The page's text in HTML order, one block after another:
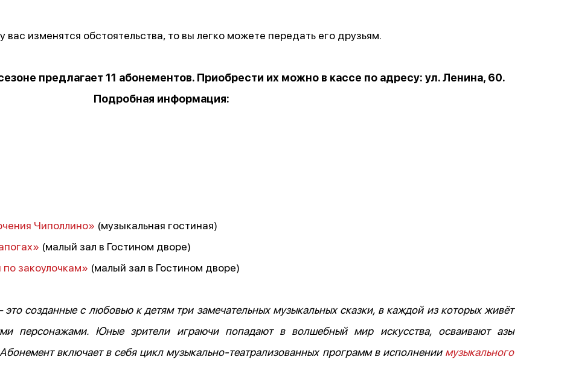
изменятся обстоятельства, то вы легко можете передать его друзьям.
предлагает 11 абонементов. Приобрести их можно в кассе по адресу: ул. Ленина, 60.
Подробная информация:
Чиполлино» (музыкальная гостиная)
(малый зал в Гостином дворе)
по закоулочкам» (малый зал в Гостином дворе)
созданные с любовью к детям три замечательных музыкальных сказки, в каждой из которых живёт
персонажами. Юные зрители играючи попадают в волшебный мир искусства, осваивают азы
включает в себя цикл музыкально-театрализованных программ в исполнении музыкального